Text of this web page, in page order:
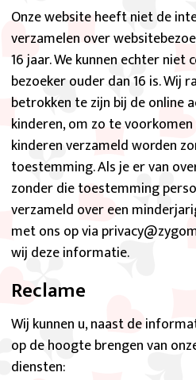
Onze website heeft niet de
verzamelen over
16 jaar. We kunnen echter
bezoeker ouder dan 16 is. Wij
betrokken te zijn bij de online
kinderen, om zo te
kinderen verzameld worden
toestemming. Als je er van
zonder die toestemming
verzameld over een
met ons op via
wij deze informatie.
Reclame
Wij kunnen u, naast de
op de hoogte brengen van
diensten: